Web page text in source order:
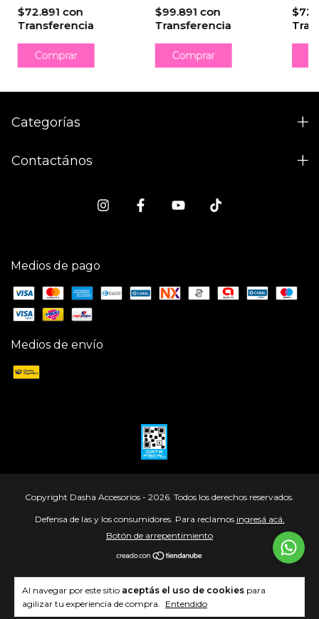
Al navegar por este sitio aceptás el uso de cookies para
agilizar tu experiencia de compra. Entendido
$72.891 con
Transferencia
$99.891 con
Transferencia
Comprar
Categorías
Contactános
Medios de pago
Medios de envío
Copyright Dasha Accesorios - 2026. Todos los derechos reservados.
Defensa de las y los consumidores. Para reclamos ingresá acá.
Botón de arrepentimiento